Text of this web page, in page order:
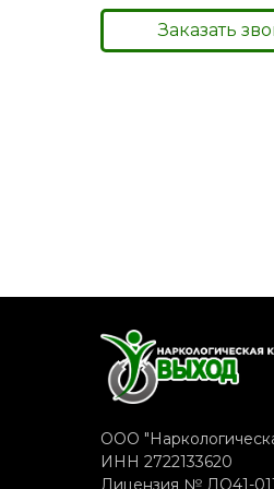
Заказать
ООО
ИНН 2722133620
Лицензия № ЛО41-